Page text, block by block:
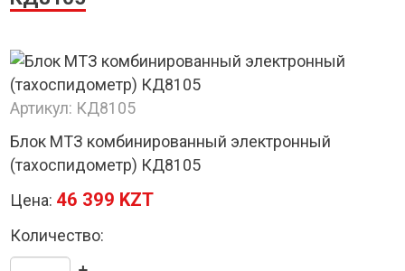
Артикул: КД8105
Блок МТЗ комбинированный электронный
(тахоспидометр) КД8105
Цена: 46 399 KZT
Количество: